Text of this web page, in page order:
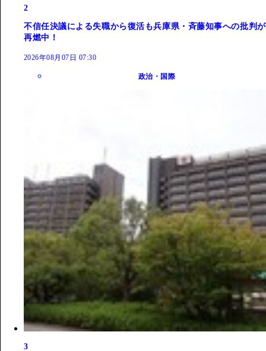
2
不信任決議による失職から復活も兵庫県・斉藤知事への批判が
再燃中！
2026年08月07日 07:30
政治・国際
3